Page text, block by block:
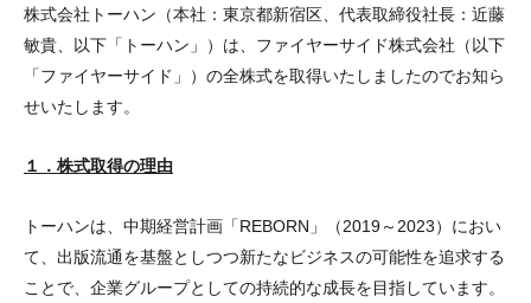
株式会社トーハン（本社：東京都新宿区、代表取締役社長：近藤
敏貴、以下「トーハン」）は、ファイヤーサイド株式会社（以下
「ファイヤーサイド」）の全株式を取得いたしましたのでお知ら
せいたします。
１．株式取得の理由
トーハンは、中期経営計画「REBORN」（2019～2023）におい
て、出版流通を基盤としつつ新たなビジネスの可能性を追求する
ことで、企業グループとしての持続的な成長を目指しています。